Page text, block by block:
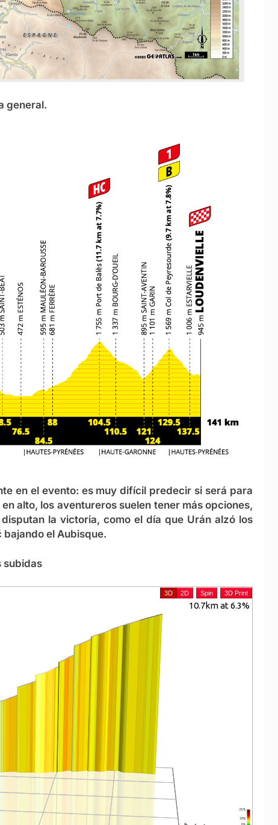
general.
en el evento: es muy difícil predecir si será para
alto, los aventureros suelen tener más opciones,
la victoria, como el día que Urán alzó los
bajando el Aubisque.
subidas